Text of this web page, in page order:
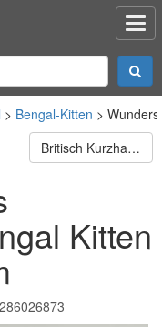
Bengal-Kitten
Britisch Kurzhaar Kätzchen – ab sofort abgabebereit
Kitten
286026873